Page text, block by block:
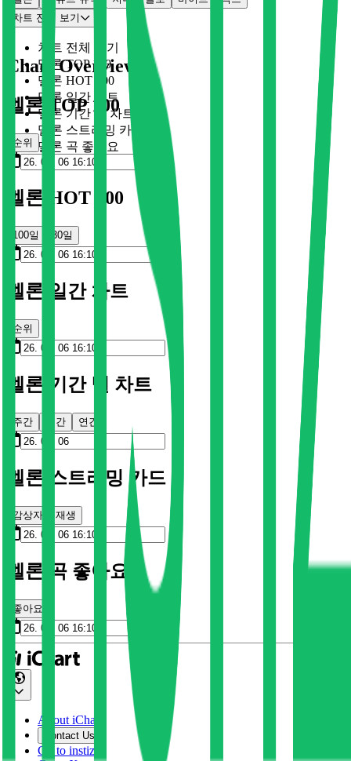
차트 전체 보기
차트 전체 보기
멜론 TOP 100
멜론 HOT 100
멜론 일간 차트
멜론 기간 별 차트
멜론 스트리밍 카드
멜론 곡 좋아요
Chart Overview
멜론 TOP 100
순위
멜론 HOT 100
100일 30일
멜론 일간 차트
순위
멜론 기간 별 차트
주간 월간 연간
멜론 스트리밍 카드
감상자 재생
멜론 곡 좋아요
좋아요
About iChart
Contact Us
Go to instiz